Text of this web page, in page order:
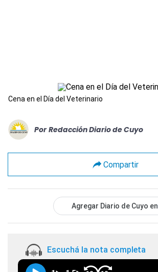
Cena en el Día del Veterinario
Por Redacción Diario de Cuyo
Compartir
Agregar Diario de Cuyo en
Escuchá la nota completa